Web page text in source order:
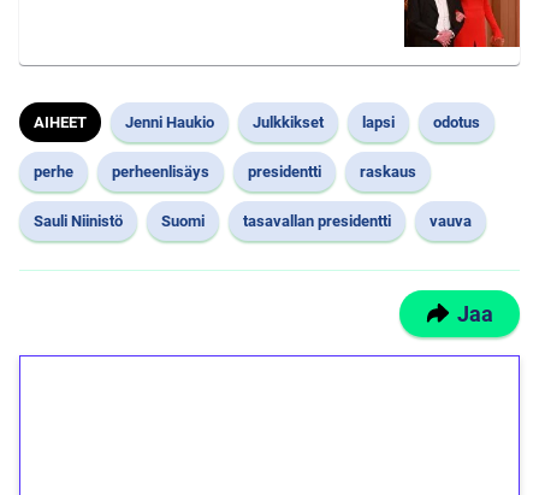
AIHEET Jenni Haukio Julkkikset lapsi odotus
perhe perheenlisäys presidentti raskaus
Sauli Niinistö Suomi tasavallan presidentti vauva
Jaa